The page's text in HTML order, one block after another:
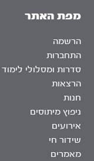
מפת האתר
הרשמה
התחברות
סדרות ומסלולי
הרצאות
חנות
ניפוץ מיתוסים
אירועים
שידור חי
מאמרים